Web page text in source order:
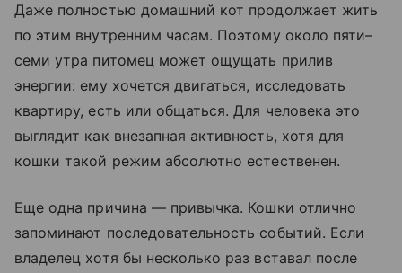
Даже полностью домашний кот продолжает жить
по этим внутренним часам. Поэтому около пяти–
семи утра питомец может ощущать прилив
энергии: ему хочется двигаться, исследовать
квартиру, есть или общаться. Для человека это
выглядит как внезапная активность, хотя для
кошки такой режим абсолютно естественен.
Еще одна причина — привычка. Кошки отлично
запоминают последовательность событий. Если
владелец хотя бы несколько раз вставал после